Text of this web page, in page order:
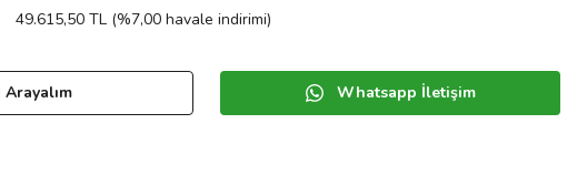
49.615,50 TL (%7,00 havale indirimi)
Arayalım Whatsapp İletişim